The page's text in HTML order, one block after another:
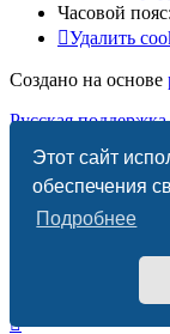
Этот сайт
обеспечения
Подробнее
Часовой пояс:
Удалить
Создано на основе
Русская